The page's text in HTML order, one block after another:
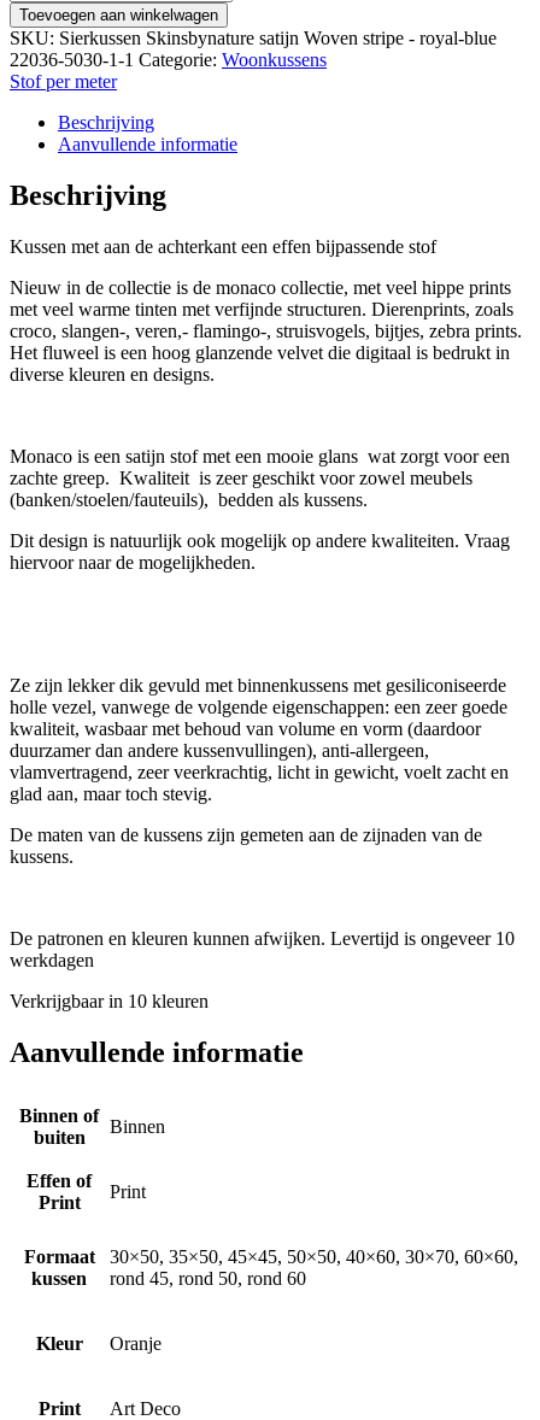
Toevoegen aan winkelwagen
SKU: Sierkussen Skinsbynature satijn Woven stripe - royal-blue
22036-5030-1-1 Categorie: Woonkussens
Stof per meter
Beschrijving
Aanvullende informatie
Beschrijving
Kussen met aan de achterkant een effen bijpassende stof
Nieuw in de collectie is de monaco collectie, met veel hippe prints
met veel warme tinten met verfijnde structuren. Dierenprints, zoals
croco, slangen-, veren,- flamingo-, struisvogels, bijtjes, zebra prints.
Het fluweel is een hoog glanzende velvet die digitaal is bedrukt in
diverse kleuren en designs.
Monaco is een satijn stof met een mooie glans wat zorgt voor een
zachte greep. Kwaliteit is zeer geschikt voor zowel meubels
(banken/stoelen/fauteuils), bedden als kussens.
Dit design is natuurlijk ook mogelijk op andere kwaliteiten. Vraag
hiervoor naar de mogelijkheden.
Ze zijn lekker dik gevuld met binnenkussens met gesiliconiseerde
holle vezel, vanwege de volgende eigenschappen: een zeer goede
kwaliteit, wasbaar met behoud van volume en vorm (daardoor
duurzamer dan andere kussenvullingen), anti-allergeen,
vlamvertragend, zeer veerkrachtig, licht in gewicht, voelt zacht en
glad aan, maar toch stevig.
De maten van de kussens zijn gemeten aan de zijnaden van de
kussens.
De patronen en kleuren kunnen afwijken. Levertijd is ongeveer 10
werkdagen
Verkrijgbaar in 10 kleuren
Aanvullende informatie
Binnen of
buiten
Binnen
Effen of
Print
Print
Formaat
kussen
30×50, 35×50, 45×45, 50×50, 40×60, 30×70, 60×60,
rond 45, rond 50, rond 60
Kleur Oranje
Print Art Deco